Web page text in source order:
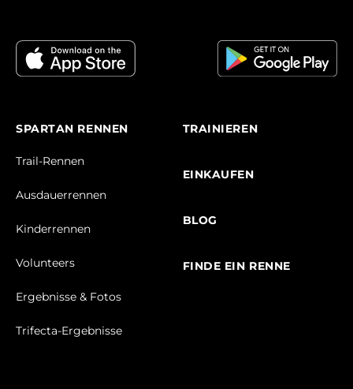
SPARTAN RENNEN
Trail-Rennen
Ausdauerrennen
Kinderrennen
Volunteers
Ergebnisse & Fotos
Trifecta-Ergebnisse
TRAINIEREN
EINKAUFEN
BLOG
FINDE EIN RENNE